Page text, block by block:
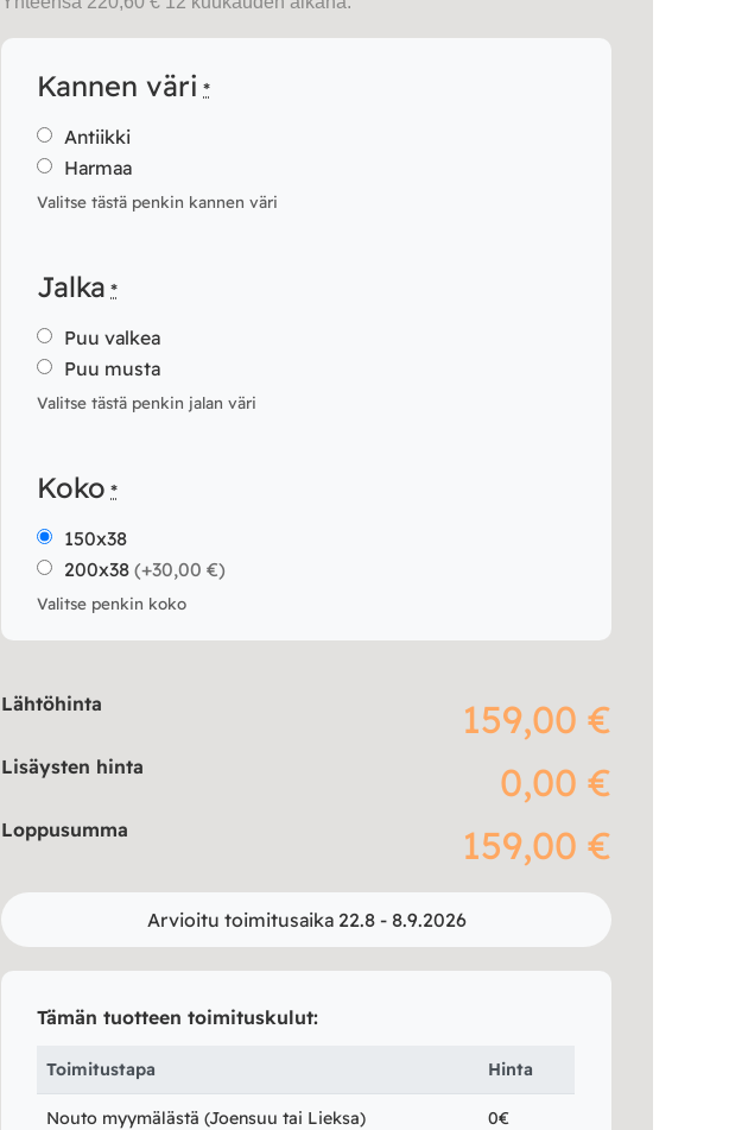
Kannen väri *
Antiikki
Harmaa
Valitse tästä penkin kannen väri
Jalka *
Puu valkea
Puu musta
Valitse tästä penkin jalan väri
Koko *
150x38
200x38(+30,00 €)
Valitse penkin koko
Lähtöhinta 159,00 €
Lisäysten hinta 0,00 €
Loppusumma 159,00 €
Arvioitu toimitusaika 22.8 - 8.9.2026
Tämän tuotteen toimituskulut:
Toimitustapa Hinta
Nouto myymälästä (Joensuu tai Lieksa) 0€